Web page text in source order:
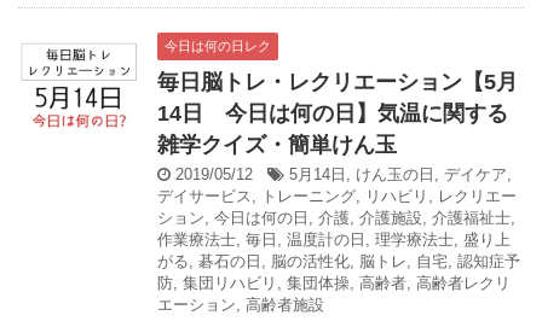
今日は何の日レク
毎日脳トレ・レクリエーション【5月
14日 今日は何の日】気温に関する
雑学クイズ・簡単けん玉
2019/05/12 5月14日 , けん玉の日 , デイケア,
デイサービス, トレーニング, リハビリ , レクリエー
ション, 今日は何の日 , 介護, 介護施設, 介護福祉士,
作業療法士, 毎日 , 温度計の日 , 理学療法士, 盛り上
がる, 碁石の日 , 脳の活性化, 脳トレ, 自宅, 認知症予
防, 集団リハビリ , 集団体操, 高齢者, 高齢者レクリ
エーション, 高齢者施設